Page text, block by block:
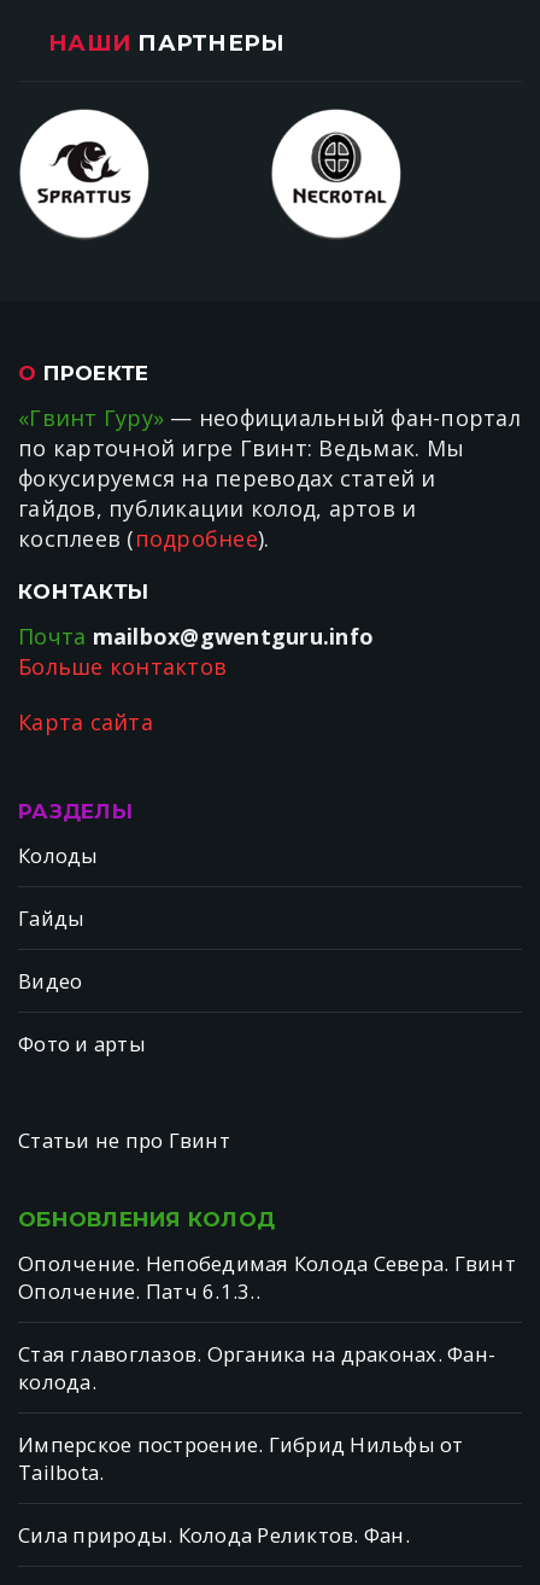
НАШИ ПАРТНЕРЫ
О ПРОЕКТЕ
«Гвинт Гуру» — неофициальный фан-портал
по карточной игре Гвинт: Ведьмак. Мы
фокусируемся на переводах статей и
гайдов, публикации колод, артов и
косплеев (подробнее).
КОНТАКТЫ
Почта mailbox@gwentguru.info
Больше контактов
Карта сайта
РАЗДЕЛЫ
Колоды
Гайды
Видео
Фото и арты
Статьи не про Гвинт
ОБНОВЛЕНИЯ КОЛОД
Ополчение. Непобедимая Колода Севера. Гвинт
Ополчение. Патч 6.1.3..
Стая главоглазов. Органика на драконах. Фан-
колода.
Имперское построение. Гибрид Нильфы от
Tailbotа.
Сила природы. Колода Реликтов. Фан.